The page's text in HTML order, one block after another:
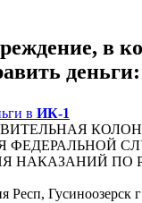
в
деньги:
в ИК-1
ФЕДЕРАЛЬНОЙ
НАКАЗАНИЙ ПО
Респ, Гусиноозерск г